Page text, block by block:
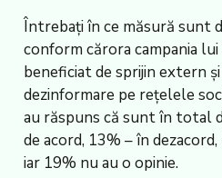
Întrebați în ce măsură sunt
conform cărora campania
beneficiat de sprijin extern
dezinformare pe rețelele
au răspuns că sunt în total
de acord, 13% – în
iar 19% nu au o opinie.